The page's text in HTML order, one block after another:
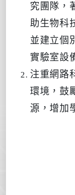
究團隊，
助生物科
並建立個
實驗室設
注重網路
環境，鼓
源，增加